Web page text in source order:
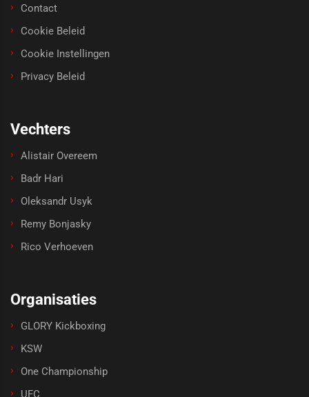
Contact
Cookie Beleid
Cookie Instellingen
Privacy Beleid
Vechters
Alistair Overeem
Badr Hari
Oleksandr Usyk
Remy Bonjasky
Rico Verhoeven
Organisaties
GLORY Kickboxing
KSW
One Championship
UFC